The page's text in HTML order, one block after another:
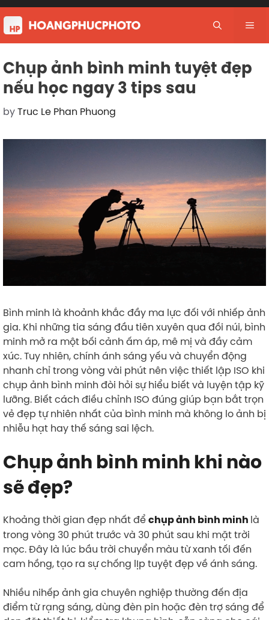
Skip
to
content
Chụp ảnh bình minh tuyệt đẹp
nếu học ngay 3 tips sau
byTruc Le Phan Phuong
Bình minh là khoảnh khắc đầy ma lực đối với nhiếp ảnh
gia. Khi những tia sáng đầu tiên xuyên qua đồi núi, bình
minh mở ra một bối cảnh ấm áp, mê mị và đầy cảm
xúc. Tuy nhiên, chính ánh sáng yếu và chuyển động
nhanh chỉ trong vòng vài phút nên việc thiết lập ISO khi
chụp ảnh bình minh đòi hỏi sự hiểu biết và luyện tập kỹ
lưỡng. Biết cách điều chỉnh ISO đúng giúp bạn bắt trọn
vẻ đẹp tự nhiên nhất của bình minh mà không lo ảnh bị
nhiễu hạt hay thế sáng sai lệch.
Chụp ảnh bình minh khi nào
sẽ đẹp?
Khoảng thời gian đẹp nhất đểchụp ảnh bình minh là
trong vòng 30 phút trước và 30 phút sau khi mặt trời
mọc. Đây là lúc bầu trời chuyển màu từ xanh tối đến
cam hồng, tạo ra sự chống lỊp tuyệt đẹp về ánh sáng.
Nhiều nihếp ảnh gia chuyên nghiệp thường đến địa
điểm từ rạng sáng, dùng đèn pin hoặc đèn trợ sáng để